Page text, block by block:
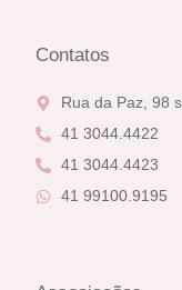
Contatos
Rua da Paz, 98
41 3044.4422
41 3044.4423
41 99100.9195